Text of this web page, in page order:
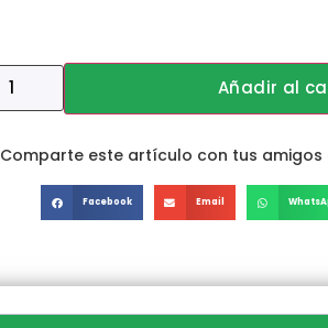
Añadir al
Comparte este artículo con tus amigos
Facebook Email